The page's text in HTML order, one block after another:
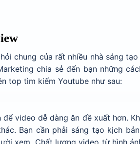
chung của rất nhiều nhà sáng tạo
chia sẻ đến bạn những
top tìm kiếm Youtube như sau:
video dễ dàng ăn đề xuất hơn.
Bạn cần phải sáng tạo kịch
xem. Chất lượng video từ hình